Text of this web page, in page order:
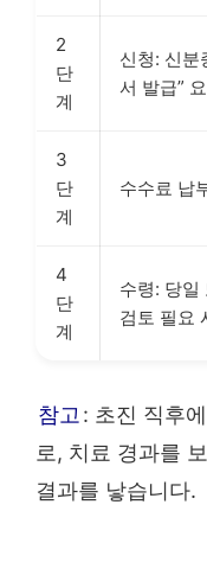
2
단
계
신청: 신분
서 발급”
3
단
계
수수료 납
4
단
계
수령: 당일
검토 필요
참고: 초진 직후
로, 치료 경과를
결과를 낳습니다.